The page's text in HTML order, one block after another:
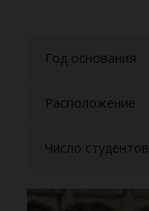
Год основания
Расположение
Число студентов